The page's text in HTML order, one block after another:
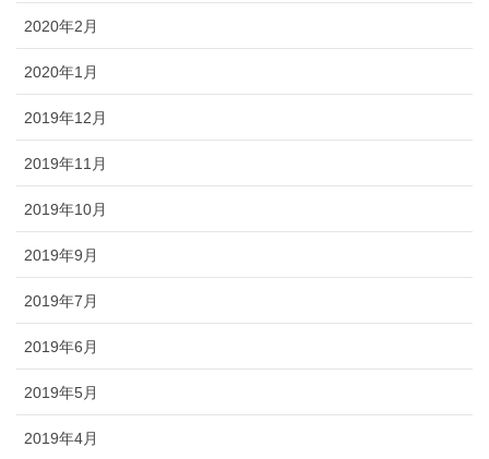
2020年2月
2020年1月
2019年12月
2019年11月
2019年10月
2019年9月
2019年7月
2019年6月
2019年5月
2019年4月